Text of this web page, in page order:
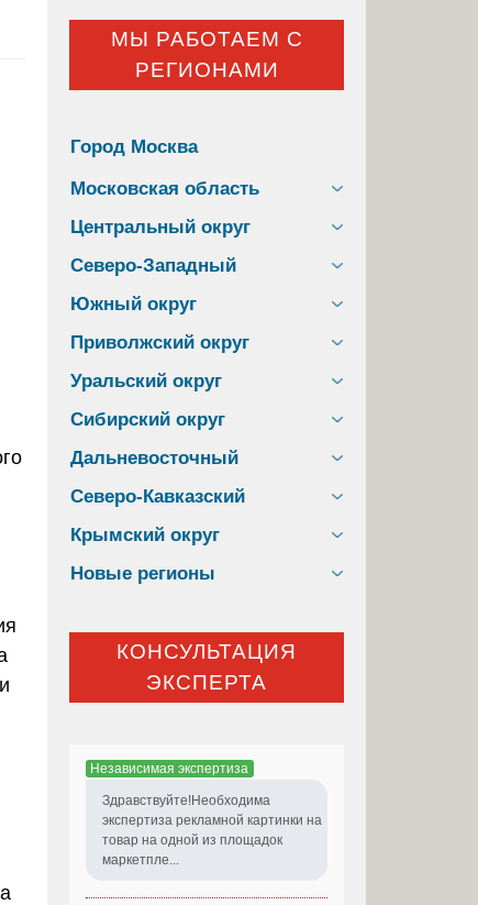
МЫ РАБОТАЕМ С
РЕГИОНАМИ
Город Москва
Московская область
Центральный округ
Северо-Западный
Южный округ
Приволжский округ
Уральский округ
Сибирский округ
Дальневосточный
Северо-Кавказский
Крымский округ
Новые регионы
КОНСУЛЬТАЦИЯ
ЭКСПЕРТА
Независимая экспертиза
Здравствуйте!Необходима
экспертиза рекламной картинки на
товар на одной из площадок
маркетпле...